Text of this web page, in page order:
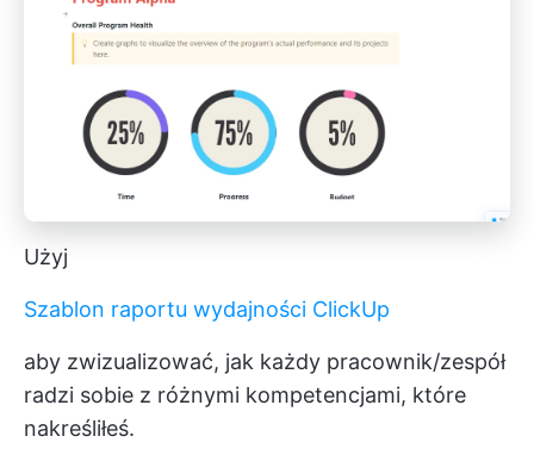
Użyj
Szablon raportu wydajności ClickUp
aby zwizualizować, jak każdy pracownik/zespół
radzi sobie z różnymi kompetencjami, które
nakreśliłeś.